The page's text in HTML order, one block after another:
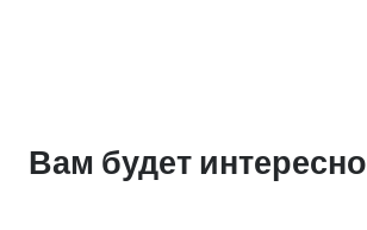
Вам будет интересно